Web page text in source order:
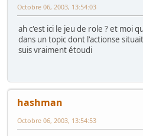
Octobre 06, 2003, 13:54:03
ah c'est ici le jeu de role ? et moi
dans un topic dont l'actionse
suis vraiment étoudi
hashman
Octobre 06, 2003, 13:54:53